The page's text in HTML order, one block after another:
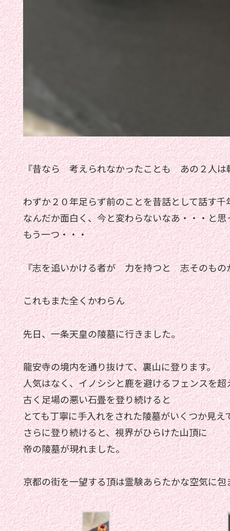
『昔なら 考えられなかったことも あの２人は
わずか２０年足らず前のことを昔話として話す
なんだか面白く、今と変わらないなあ・・・と思
もう一つ・・・
『志を追いかける者が 力を持つと 志そのもの
これもまた全くかわらん
先日、一条天皇の陵墓に行きました。
龍安寺の境内を通り抜けて、裏山に登ります。
人気はなく、イノシシと鹿を避けるフェンスを超
古く足場の悪い石畳を登り続けると
とても丁寧に手入れをされた陵墓がいくつか見え
さらに登り続けると、視界がひらけた山頂に
帝の陵墓が現れました。
京都の街を一望する頂は霊験あらたかな空気に